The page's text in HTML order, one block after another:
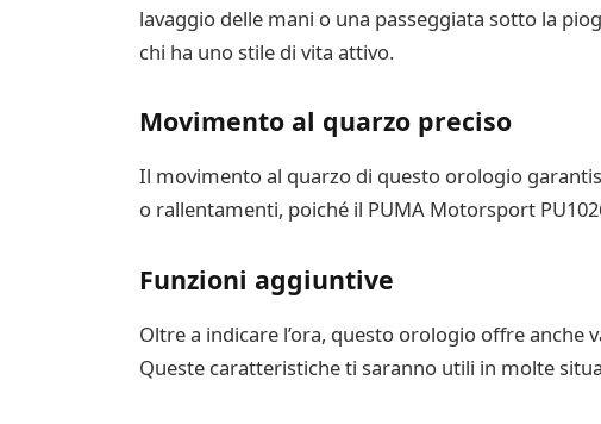
lavaggio delle mani o una passeggiata sotto la
chi ha uno stile di vita attivo.
Movimento al quarzo preciso
Il movimento al quarzo di questo orologio
o rallentamenti, poiché il PUMA Motorsport
Funzioni aggiuntive
Oltre a indicare l’ora, questo orologio offre anche
Queste caratteristiche ti saranno utili in molte